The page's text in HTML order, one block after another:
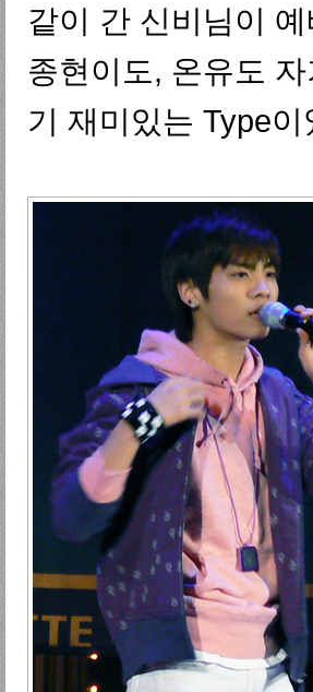
같이 간 신비님이
종현이도, 온유도
기 재미있는 Type이